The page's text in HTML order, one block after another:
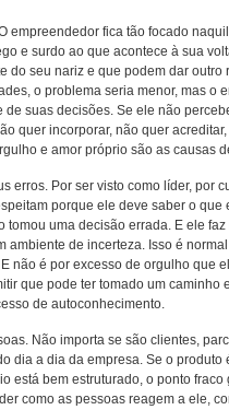
empreendedor fica tão focado
e surdo ao que acontece à sua
do seu nariz e que podem dar outro
o problema seria menor, mas o
suas decisões. Se ele não
quer incorporar, não quer
e amor próprio são as causas
erros. Por ser visto como líder, por
porque ele deve saber o
tomou uma decisão errada. E ele
ambiente de incerteza. Isso é
não é por excesso de orgulho que
que pode ter tomado um caminho
de autoconhecimento.
Não importa se são clientes,
dia a dia da empresa. Se o
está bem estruturado, o ponto
como as pessoas reagem a ele,